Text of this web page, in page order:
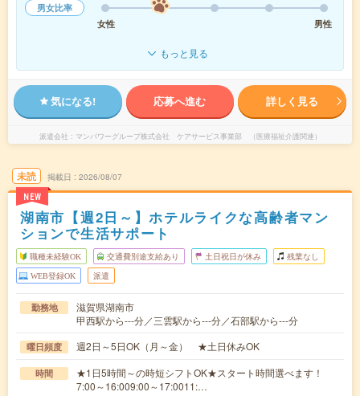
男女比率
女性
男性
もっと見る
気になる! 応募へ進む 詳しく見る
派遣会社 マンパワーグループ株式会社 ケアサービス事業部 （医療福祉介護関連）
未読
NEW
掲載日 2026/08/07
湖南市【週2日～】ホテルライクな高齢者マン
ションで生活サポート
職種未経験OK 交通費別途支給あり 土日祝日が休み 残業なし
WEB登録OK 派遣
勤務地
滋賀県湖南市
甲西駅から---分／三雲駅から---分／石部駅から---分
曜日頻度 週2日～5日OK（月～金） ★土日休みOK
時間
★1日5時間～の時短シフトOK★スタート時間選べます！
7:00～16:009:00～17:0011:…